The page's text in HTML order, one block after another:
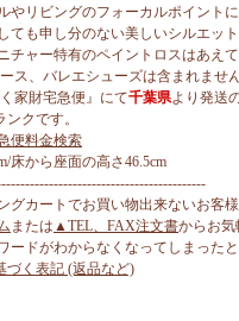
やリビングのフォーカルポイントに
ても申し分のない美しいシルエッ
チャー特有のペイントロスはあえ
ス、バレエシューズは含まれません
家財宅急便』にて千葉県より発送
クです。
便料金検索
床から座面の高さ46.5cm
グカートでお買い物出来ないお客
または ▲TEL、FAX注文書からお気
ードがわからなくなってしまった
づく表記 (返品など)